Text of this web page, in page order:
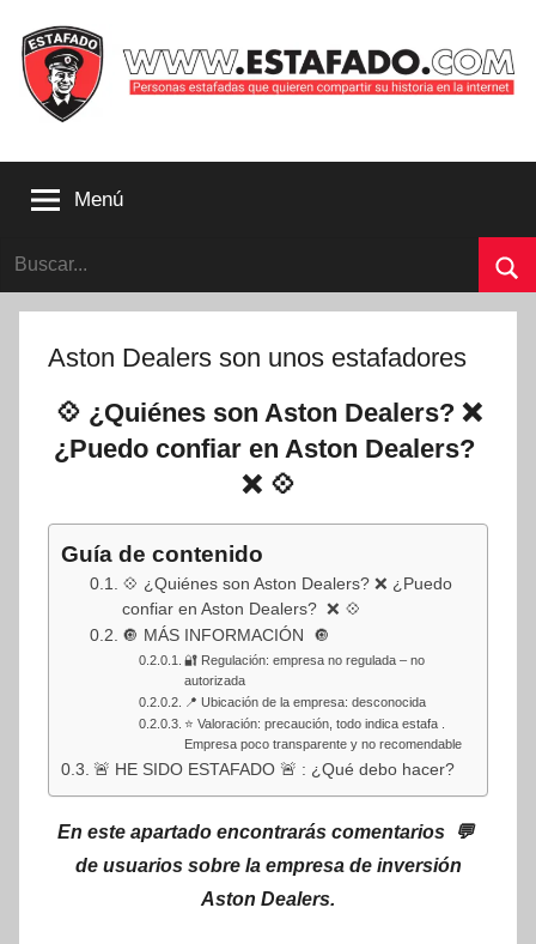
contenido
que
compartir
su
internet
Estafado.com
Menú
Buscar:
Aston Dealers son unos estafadores
💠 ¿Quiénes son Aston Dealers? ❌
¿Puedo confiar en Aston Dealers?
❌ 💠
Guía de contenido
💠 ¿Quiénes son Aston Dealers? ❌ ¿Puedo
confiar en Aston Dealers? ❌ 💠
🔘 MÁS INFORMACIÓN 🔘
🔐 Regulación: empresa no regulada – no
autorizada
📍 Ubicación de la empresa: desconocida
⭐ Valoración: precaución, todo indica estafa .
Empresa poco transparente y no recomendable
🚨 HE SIDO ESTAFADO 🚨 : ¿Qué debo hacer?
En este apartado encontrarás comentarios 💬
de usuarios sobre la empresa de inversión
Aston Dealers.